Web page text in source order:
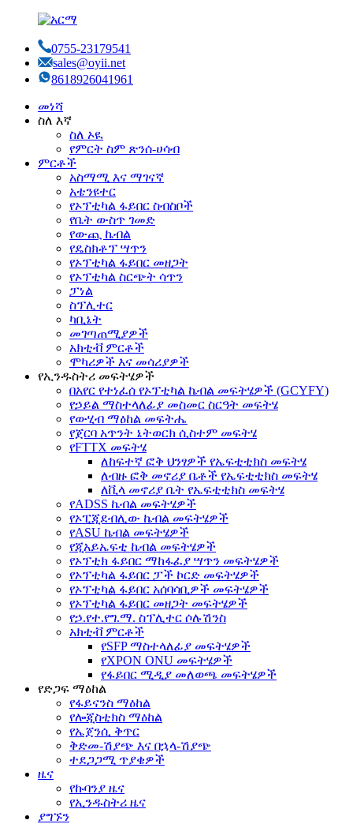
0755-23179541
sales@oyii.net
8618926041961
መነሻ
ስለ እኛ
ስለ ኦዪ
የምርት ስም ጽንሰ-ሀሳብ
ምርቶች
አስማሚ እና ማገናኛ
አቴንዩተር
የኦፕቲካል ፋይበር ስብስቦች
የቤት ውስጥ ገመድ
የውጪ ኬብል
የዴስክቶፕ ሣጥን
የኦፕቲካል ፋይበር መዘጋት
የኦፕቲካል ስርጭት ሳጥን
ፓነል
ስፕሊተር
ካቢኔት
መገጣጠሚያዎች
አክቲቭ ምርቶች
ሞካሪዎች እና መሳሪያዎች
የኢንዱስትሪ መፍትሄዎች
በአየር የተነፈሰ የኦፕቲካል ኬብል መፍትሄዎች (GCYFY)
የኃይል ማስተላለፊያ መስመር ስርዓት መፍትሄ
የውሂብ ማዕከል መፍትሔ
የጀርባ አጥንት ኔትወርክ ሲስተም መፍትሄ
የFTTX መፍትሄ
ለከፍተኛ ፎቅ ህንፃዎች የኤፍቲቲክስ መፍትሄ
ለብዙ ፎቅ መኖሪያ ቤቶች የኤፍቲቲክስ መፍትሄ
ለቪላ መኖሪያ ቤት የኤፍቲቲክስ መፍትሄ
የADSS ኬብል መፍትሄዎች
የኦፒጂደብሊው ኬብል መፍትሄዎች
የASU ኬብል መፍትሄዎች
የጂአይኤፍቲ ኬብል መፍትሄዎች
የኦፕቲክ ፋይበር ማከፋፈያ ሣጥን መፍትሄዎች
የኦፕቲካል ፋይበር ፓች ኮርድ መፍትሄዎች
የኦፕቲካል ፋይበር አሰባሳቢዎች መፍትሄዎች
የኦፕቲካል ፋይበር መዘጋት መፍትሄዎች
የኃ.የተ.የግ.ማ. ስፕሊተር ሶሉሽንስ
አክቲቭ ምርቶች
የSFP ማስተላለፊያ መፍትሄዎች
የXPON ONU መፍትሄዎች
የፋይበር ሚዲያ መለወጫ መፍትሄዎች
የድጋፍ ማዕከል
የፋይናንስ ማዕከል
የሎጂስቲክስ ማዕከል
የኤጀንሲ ቅጥር
ቅድመ-ሽያጭ እና በኋላ-ሽያጭ
ተደጋጋሚ ጥያቄዎች
ዜና
የኩባንያ ዜና
የኢንዱስትሪ ዜና
ያግኙን